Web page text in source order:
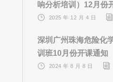
响分析培训）12月份
2025 年 12 月 4 日
深圳广州珠海危险化
训班10月份开课通知
2024 年 8 月 8 日